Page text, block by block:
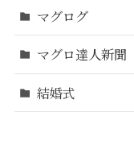
マグログ
マグロ達人新聞
結婚式